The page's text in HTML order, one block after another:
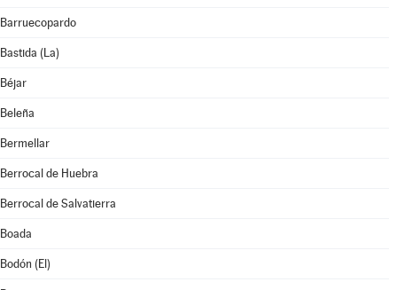
Barruecopardo
Bastida (La)
Béjar
Beleña
Bermellar
Berrocal de Huebra
Berrocal de Salvatierra
Boada
Bodón (El)